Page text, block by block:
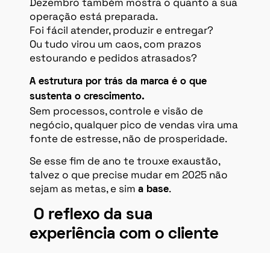
Dezembro também mostra o quanto a sua
operação está preparada.
Foi fácil atender, produzir e entregar?
Ou tudo virou um caos, com prazos
estourando e pedidos atrasados?
A estrutura por trás da marca é o que
sustenta o crescimento.
Sem processos, controle e visão de
negócio, qualquer pico de vendas vira uma
fonte de estresse, não de prosperidade.
Se esse fim de ano te trouxe exaustão,
talvez o que precise mudar em 2025 não
sejam as metas, e sim a base.
O reflexo da sua
experiência com o cliente